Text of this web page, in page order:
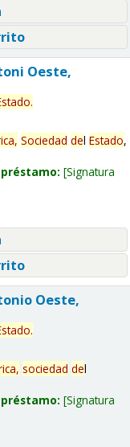
Oeste,
.
Sociedad del Estado,
Signatura
Oeste,
.
sociedad del
Signatura